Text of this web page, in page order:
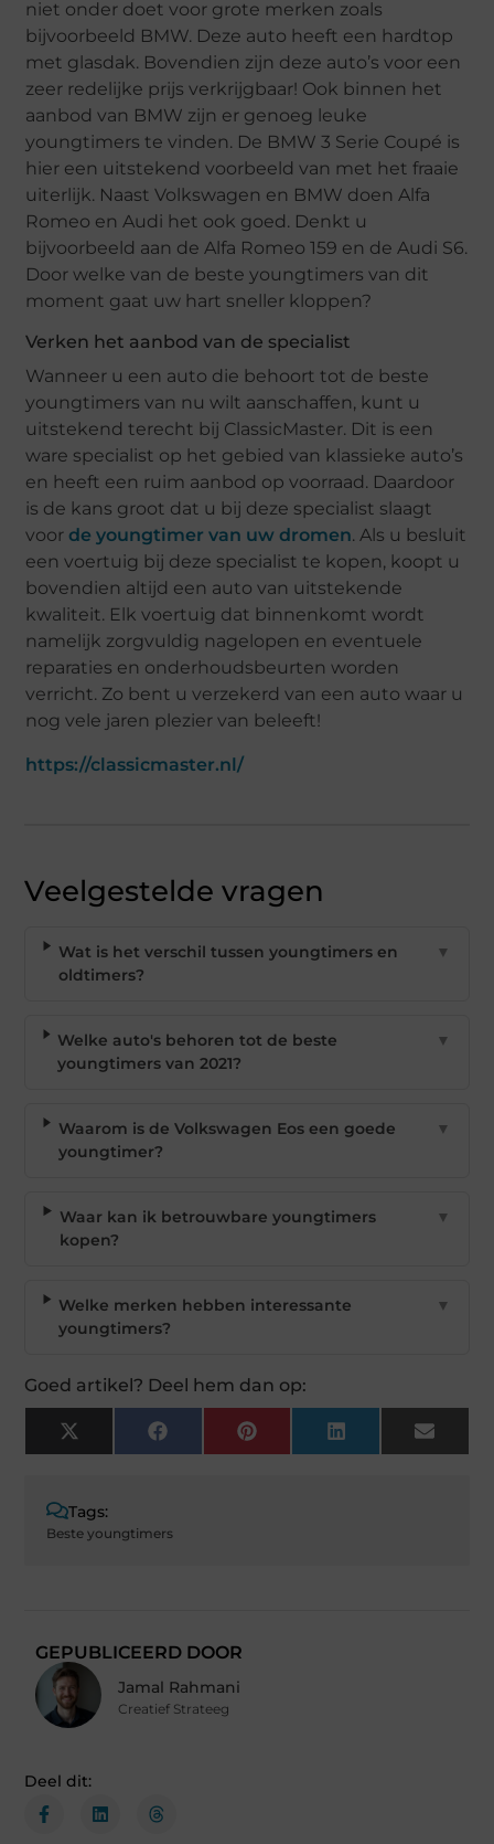
niet onder doet voor grote merken zoals
bijvoorbeeld BMW. Deze auto heeft een hardtop
met glasdak. Bovendien zijn deze auto’s voor een
zeer redelijke prijs verkrijgbaar! Ook binnen het
aanbod van BMW zijn er genoeg leuke
youngtimers te vinden. De BMW 3 Serie Coupé is
hier een uitstekend voorbeeld van met het fraaie
uiterlijk. Naast Volkswagen en BMW doen Alfa
Romeo en Audi het ook goed. Denkt u
bijvoorbeeld aan de Alfa Romeo 159 en de Audi S6.
Door welke van de beste youngtimers van dit
moment gaat uw hart sneller kloppen?
Verken het aanbod van de specialist
Wanneer u een auto die behoort tot de beste
youngtimers van nu wilt aanschaffen, kunt u
uitstekend terecht bij ClassicMaster. Dit is een
ware specialist op het gebied van klassieke auto’s
en heeft een ruim aanbod op voorraad. Daardoor
is de kans groot dat u bij deze specialist slaagt
voorde youngtimer van uw dromen. Als u besluit
een voertuig bij deze specialist te kopen, koopt u
bovendien altijd een auto van uitstekende
kwaliteit. Elk voertuig dat binnenkomt wordt
namelijk zorgvuldig nagelopen en eventuele
reparaties en onderhoudsbeurten worden
verricht. Zo bent u verzekerd van een auto waar u
nog vele jaren plezier van beleeft!
https://classicmaster.nl/
Veelgestelde vragen
Wat is het verschil tussen youngtimers en
oldtimers?
▼
Welke auto's behoren tot de beste
youngtimers van 2021?
▼
Waarom is de Volkswagen Eos een goede
youngtimer?
▼
Waar kan ik betrouwbare youngtimers
kopen?
▼
Welke merken hebben interessante
youngtimers?
▼
Goed artikel? Deel hem dan op:
X
(Twitter)
Facebook Pinterest LinkedIn Email
Tags:
Beste youngtimers
GEPUBLICEERD DOOR
Jamal Rahmani
Creatief Strateeg
Deel dit: